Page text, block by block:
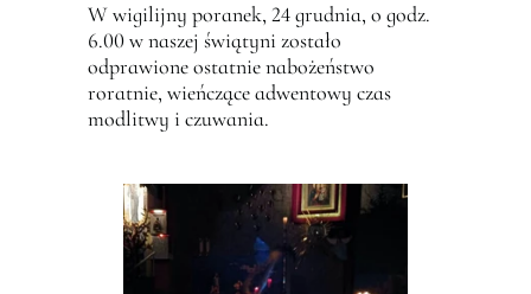
W wigilijny poranek, 24 grudnia, o godz.
6.00 w naszej świątyni zostało
odprawione ostatnie nabożeństwo
roratnie, wieńczące adwentowy czas
modlitwy i czuwania.